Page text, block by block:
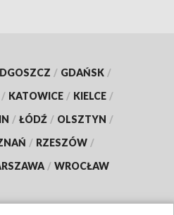
/ GDAŃSK /
/ KATOWICE / KIELCE /
/ ŁÓDŹ / OLSZTYN /
/ RZESZÓW /
/ WROCŁAW